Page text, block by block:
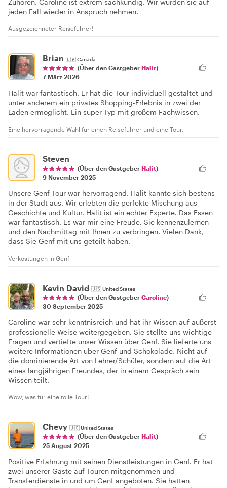
jeden Fall wieder in Anspruch nehmen.
Ausgezeichneter Reiseführer!
Brian 🇨🇦Canada
(Über den Gastgeber Halit)
7 März 2026
Halit war fantastisch. Er hat die Tour individuell gestaltet und
unter anderem ein privates Shopping-Erlebnis in zwei der
Läden ermöglicht. Ein super Typ mit großem Fachwissen.
Eine hervorragende Wahl für einen Reiseführer und eine Tour.
Steven
(Über den Gastgeber Halit)
9 November 2025
Unsere Genf-Tour war hervorragend. Halit kannte sich bestens
in der Stadt aus. Wir erlebten die perfekte Mischung aus
Geschichte und Kultur. Halit ist ein echter Experte. Das Essen
war fantastisch. Es war mir eine Freude, Sie kennenzulernen
und den Nachmittag mit Ihnen zu verbringen. Vielen Dank,
dass Sie Genf mit uns geteilt haben.
Verkostungen in Genf
Kevin David 🇺🇸United States
(Über den Gastgeber Caroline)
30 September 2025
Caroline war sehr kenntnisreich und hat ihr Wissen auf äußerst
professionelle Weise weitergegeben. Sie stellte uns wichtige
Fragen und vertiefte unser Wissen über Genf. Sie lieferte uns
weitere Informationen über Genf und Schokolade. Nicht auf
die dominierende Art von Lehrer/Schüler, sondern auf die Art
eines langjährigen Freundes, der in einem Gespräch sein
Wissen teilt.
Wow, was für eine tolle Tour!
Chevy 🇺🇸United States
(Über den Gastgeber Halit)
25 August 2025
Positive Erfahrung mit seinen Dienstleistungen in Genf. Er hat
zwei unserer Gäste auf Touren mitgenommen und
Transferdienste in und um Genf angeboten. Sie hatten